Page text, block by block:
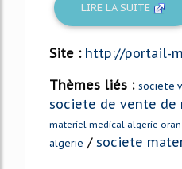
LIRE LA SUITE
Site : http://portail-
Thèmes liés : societe
societe de vente
materiel medical algerie oran
algerie / societe